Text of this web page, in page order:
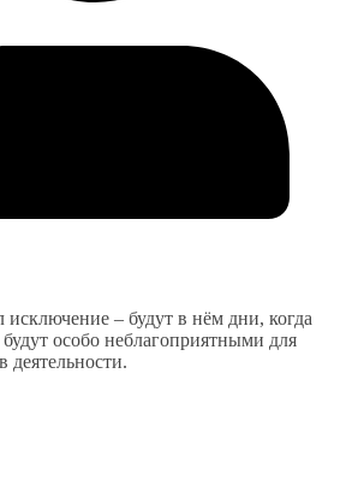
исключение – будут в нём дни, когда
особо неблагоприятными для
деятельности.